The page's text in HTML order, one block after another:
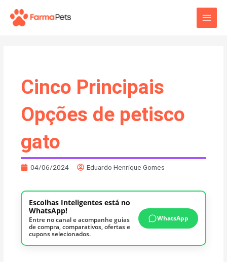
para
Main
Cinco Principais
Opções de petisco
gato
04/06/2024 Eduardo Henrique Gomes
Escolhas Inteligentes está no
WhatsApp!
Entre no canal e acompanhe guias
de compra, comparativos, ofertas e
cupons selecionados.
WhatsApp